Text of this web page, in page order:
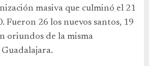
masiva que culminó el 21
Fueron 26 los nuevos santos, 19
oriundos de la misma